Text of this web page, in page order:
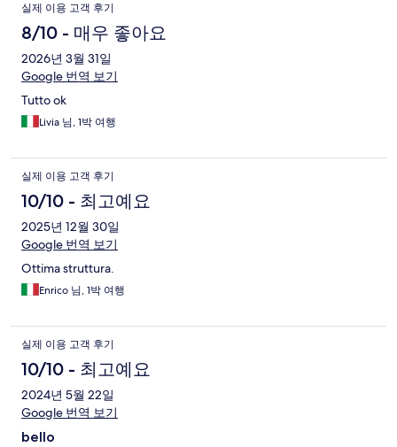
실제 이용 고객 후기
8/10 - 매우 좋아요
2026년 3월 31일
Google 번역 보기
Tutto ok
Livia 님, 1박 여행
실제 이용 고객 후기
10/10 - 최고예요
2025년 12월 30일
Google 번역 보기
Ottima struttura.
Enrico 님, 1박 여행
실제 이용 고객 후기
10/10 - 최고예요
2024년 5월 22일
Google 번역 보기
bello